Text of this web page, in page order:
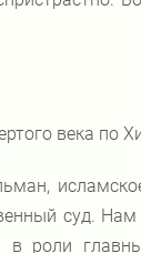
века по
суд. Нам
роли